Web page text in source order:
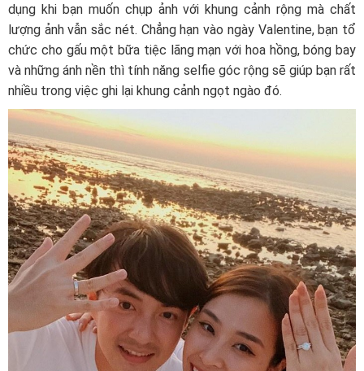
dụng khi bạn muốn chụp ảnh với khung cảnh rộng mà chất
lượng ảnh vẫn sắc nét. Chẳng hạn vào ngày Valentine, bạn tổ
chức cho gấu một bữa tiệc lãng mạn với hoa hồng, bóng bay
và những ánh nền thì tính năng selfie góc rộng sẽ giúp bạn rất
nhiều trong việc ghi lại khung cảnh ngọt ngào đó.